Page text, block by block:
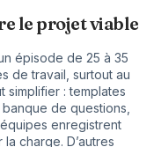
le projet viable
épisode de 25 à 35
de travail, surtout au
simplifier : templates
de questions,
enregistrent
charge. D’autres